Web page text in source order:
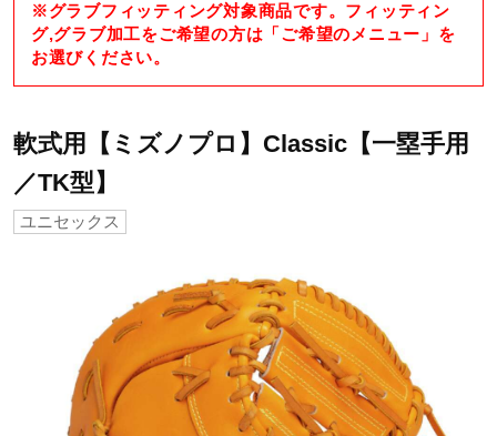
ランニング
トレーニング
ゴルフ
スイム
※グラブフィッティング対象商品です。フィッティン
グ,グラブ加工をご希望の方は「ご希望のメニュー」を
お選びください。
軟式用【ミズノプロ】Classic【一塁手用
／TK型】
ユニセックス